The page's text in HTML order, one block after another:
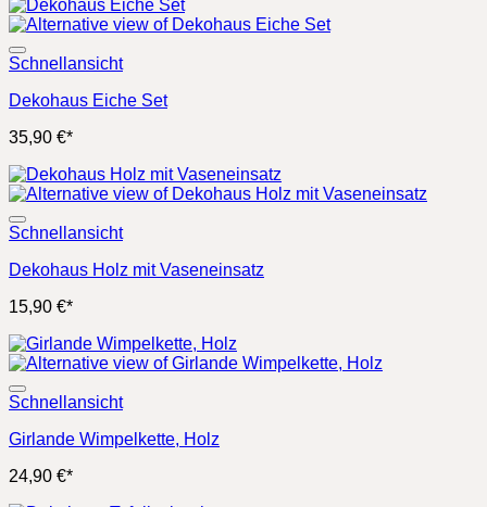
Schnellansicht
Dekohaus Eiche Set
35,90 €*
Schnellansicht
Dekohaus Holz mit Vaseneinsatz
15,90 €*
Schnellansicht
Girlande Wimpelkette, Holz
24,90 €*